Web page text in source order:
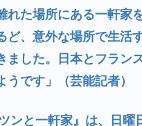
れた場所にある一軒家
ど、意外な場所で生活
ました。日本とフラン
です」（芸能記者）
ンと一軒家』は、日曜